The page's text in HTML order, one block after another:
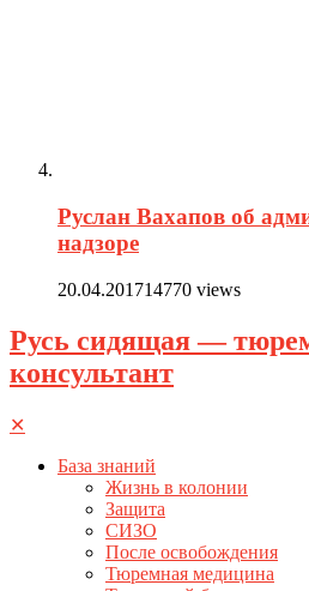
Руслан Вахапов об
надзоре
20.04.201714770 views
Русь сидящая —
консультант
✕
База знаний
Жизнь в колонии
Защита
СИЗО
После освобождения
Тюремная медицина